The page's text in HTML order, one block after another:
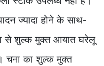
ज्यादा होने के साथ-
से शुल्क मुक्त आयात घरेलू
चना का शुल्क मुक्त